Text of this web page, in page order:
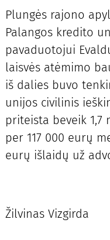
Plungės rajono
Palangos kredito
pavaduotojui
laisvės atėmimo
iš dalies buvo
unijos civilinis
priteista beveik
per 117 000 eurų
eurų išlaidų už
Žilvinas Vizgirda